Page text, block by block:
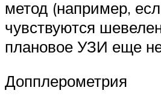
метод (например,
чувствуются
плановое УЗИ еще
Допплерометрия